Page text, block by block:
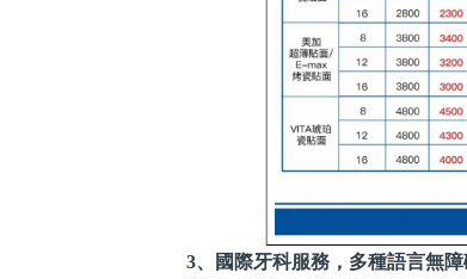
3、國際牙科服務，多種語言無